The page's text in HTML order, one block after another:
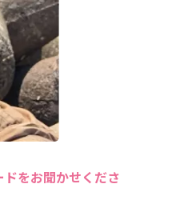
をお聞かせくださ